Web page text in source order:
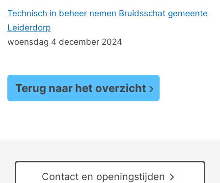
Technisch in beheer nemen Bruidsschat gemeente
Leiderdorp
woensdag 4 december 2024
Terug naar het overzicht
Contact en openingstijden